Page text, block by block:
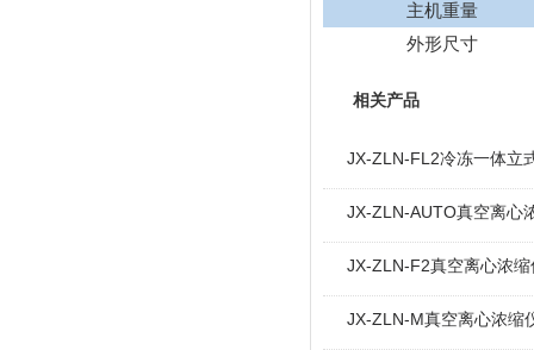
主机重量
外形尺寸
相关产品
JX-ZLN-FL2冷冻一体立
JX-ZLN-AUTO真空离心
JX-ZLN-F2真空离心浓
JX-ZLN-M真空离心浓缩